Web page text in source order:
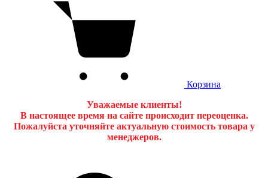
Корзина
Уважаемые клиенты!
В настоящее время на сайте происходит переоценка.
Пожалуйста уточняйте актуальную стоимость товара у
менеджеров.